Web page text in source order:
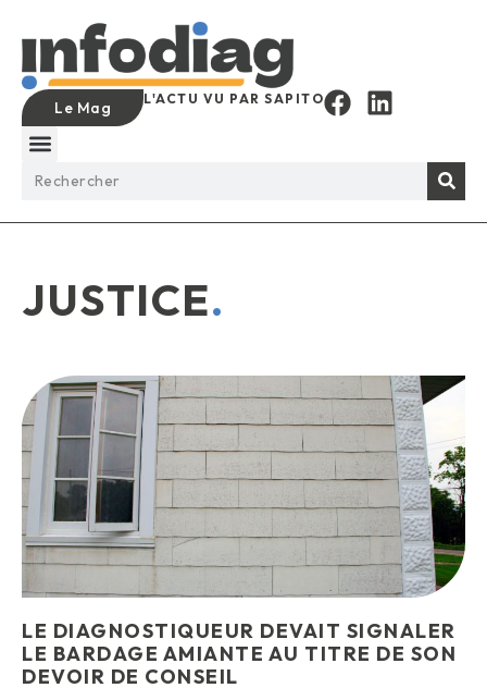
Le Mag L'ACTU VU PAR SAPITO
JUSTICE.
LE DIAGNOSTIQUEUR DEVAIT SIGNALER
LE BARDAGE AMIANTE AU TITRE DE SON
DEVOIR DE CONSEIL